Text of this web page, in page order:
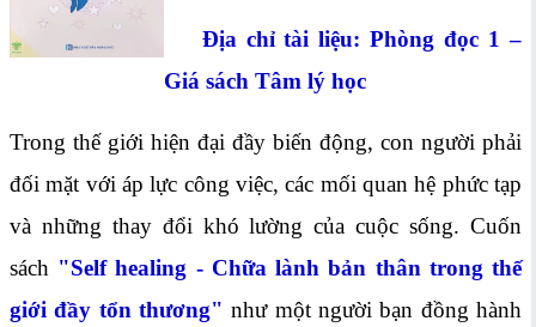
Địa chỉ tài liệu: Phòng đọc 1 –
Giá sách Tâm lý học
Trong thế giới hiện đại đầy biến động, con người phải
đối mặt với áp lực công việc, các mối quan hệ phức tạp
và những thay đổi khó lường của cuộc sống. Cuốn
sách "Self healing - Chữa lành bản thân trong thế
giới đầy tổn thương" như một người bạn đồng hành